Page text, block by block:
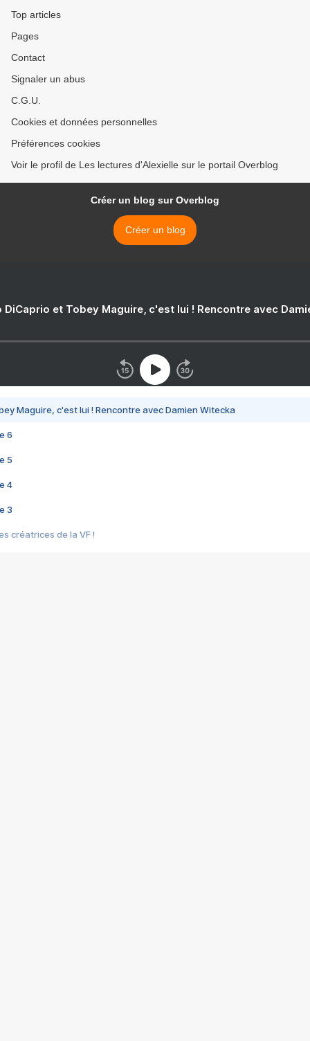
Top articles
Pages
Contact
Signaler un abus
C.G.U.
Cookies et données personnelles
Préférences cookies
Voir le profil de Les lectures d'Alexielle sur le portail Overblog
Créer un blog sur Overblog
Créer un blog
DiCaprio et Tobey Maguire, c'est lui ! Rencontre avec
Maguire, c'est lui ! Rencontre avec Damien Witecka
6
5
4
3
créatrices de la VF !